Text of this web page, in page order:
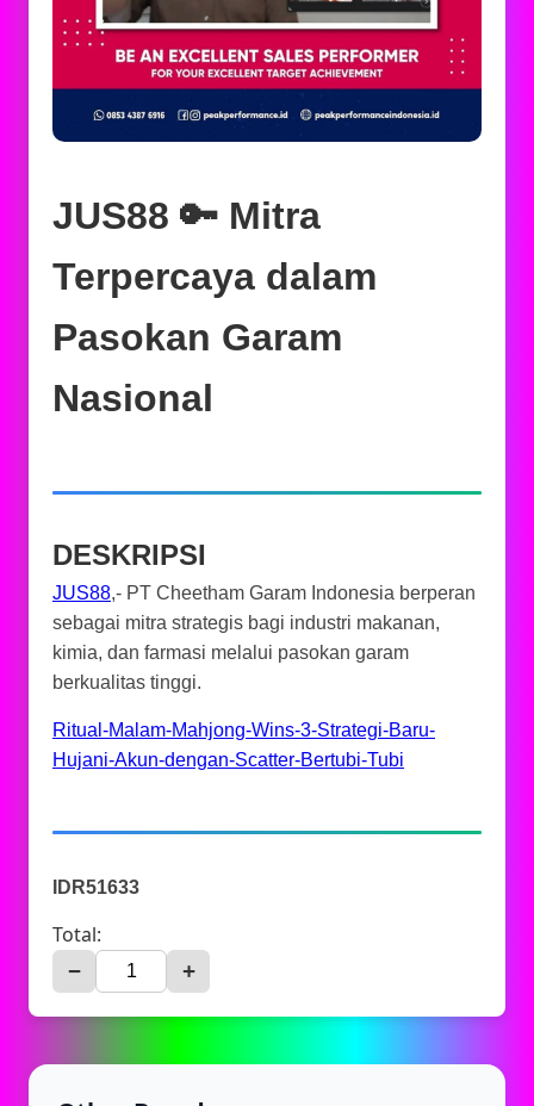
JUS88 🔑 Mitra
Terpercaya dalam
Pasokan Garam
Nasional
DESKRIPSI
JUS88,- PT Cheetham Garam Indonesia berperan
sebagai mitra strategis bagi industri makanan,
kimia, dan farmasi melalui pasokan garam
berkualitas tinggi.
Ritual-Malam-Mahjong-Wins-3-Strategi-Baru-
Hujani-Akun-dengan-Scatter-Bertubi-Tubi
IDR51633
Total:
− +